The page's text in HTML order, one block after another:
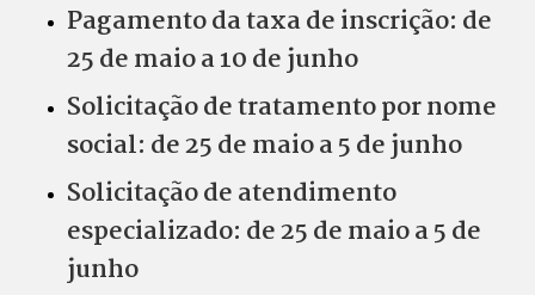
Pagamento da taxa de inscrição: de
25 de maio a 10 de junho
Solicitação de tratamento por nome
social: de 25 de maio a 5 de junho
Solicitação de atendimento
especializado: de 25 de maio a 5 de
junho